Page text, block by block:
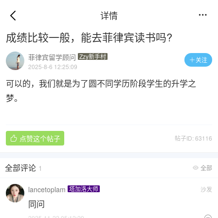
详情 
成绩比较一般，能去菲律宾读书吗?
关注
菲律宾留学顾问 Zzy新手村
2025-8-6 12:25:09
可以的，我们就是为了圆不同学历阶段学生的升学之
梦。
帖子ID: 63116
 点赞这个帖子
 全部
全部评论 1
沙发
lancetoplam 塔加洛大师
同问